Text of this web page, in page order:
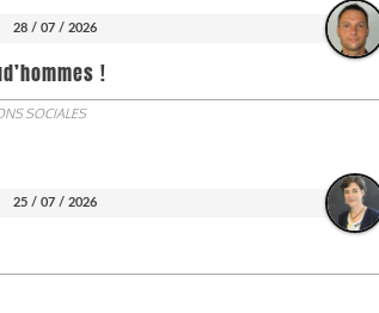
28 / 07 / 2026
!
SOCIALES
25 / 07 / 2026